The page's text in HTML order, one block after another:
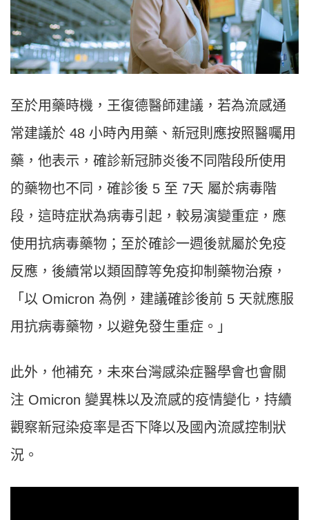
至於用藥時機，王復德醫師建議，若為流感通
常建議於 48 小時內用藥、新冠則應按照醫囑用
藥，他表示，確診新冠肺炎後不同階段所使用
的藥物也不同，確診後 5 至 7天 屬於病毒階
段，這時症狀為病毒引起，較易演變重症，應
使用抗病毒藥物；至於確診一週後就屬於免疫
反應，後續常以類固醇等免疫抑制藥物治療，
「以 Omicron 為例，建議確診後前 5 天就應服
用抗病毒藥物，以避免發生重症。」
此外，他補充，未來台灣感染症醫學會也會關
注 Omicron 變異株以及流感的疫情變化，持續
觀察新冠染疫率是否下降以及國內流感控制狀
況。